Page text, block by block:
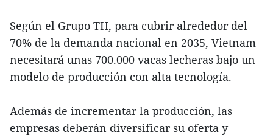
Según el Grupo TH, para cubrir alrededor del
70% de la demanda nacional en 2035, Vietnam
necesitará unas 700.000 vacas lecheras bajo un
modelo de producción con alta tecnología.
Además de incrementar la producción, las
empresas deberán diversificar su oferta y